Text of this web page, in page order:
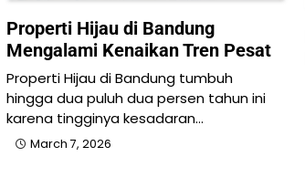
Properti Hijau di Bandung
Mengalami Kenaikan Tren Pesat
Properti Hijau di Bandung tumbuh
hingga dua puluh dua persen tahun ini
karena tingginya kesadaran…
March 7, 2026